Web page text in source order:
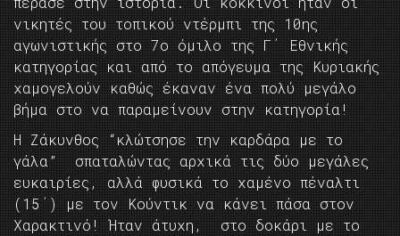
νικητές του τοπικού ντέρμπι της 10ης
αγωνιστικής στο 7ο όμιλο της Γ΄ Εθνικής
κατηγορίας και από το απόγευμα της Κυριακής
χαμογελούν καθώς έκαναν ένα πολύ μεγάλο
βήμα στο να παραμείνουν στην κατηγορία!
Η Ζάκυνθος “κλώτσησε την καρδάρα με το
γάλα” σπαταλώντας αρχικά τις δύο μεγάλες
ευκαιρίες, αλλά φυσικά το χαμένο πέναλτι
(15΄) με τον Κούντικ να κάνει πάσα στον
Χαρακτινό! Ήταν άτυχη, στο δοκάρι με το